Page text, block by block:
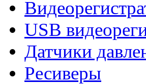
USB
Датчики
Ресиверы